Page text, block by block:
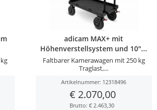
adicam MAX+ mit
Höhenverstellsystem und 10"...
Faltbarer Kamerawagen mit 250 kg
Traglast,...
Artikelnummer: 12318496
€ 2.070,00
Brutto: € 2.463,30